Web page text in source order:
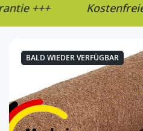
Kostenfreie Abholung
BALD WIEDER VERFÜGBAR